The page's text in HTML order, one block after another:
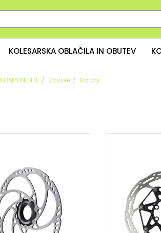
KOLESARSKA OBLAČILA IN OBUTEV
KOMPONENTE Zavore Rotorji